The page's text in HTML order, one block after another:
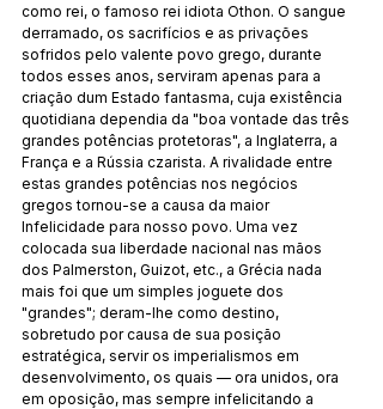
como rei, o famoso rei idiota Othon. O sangue
derramado, os sacrifícios e as privações
sofridos pelo valente povo grego, durante
todos esses anos, serviram apenas para a
criação dum Estado fantasma, cuja existência
quotidiana dependia da "boa vontade das três
grandes potências protetoras", a Inglaterra, a
França e a Rússia czarista. A rivalidade entre
estas grandes potências nos negócios
gregos tornou-se a causa da maior
Infelicidade para nosso povo. Uma vez
colocada sua liberdade nacional nas mãos
dos Palmerston, Guizot, etc., a Grécia nada
mais foi que um simples joguete dos
"grandes"; deram-lhe como destino,
sobretudo por causa de sua posição
estratégica, servir os imperialismos em
desenvolvimento, os quais — ora unidos, ora
em oposição, mas sempre infelicitando a